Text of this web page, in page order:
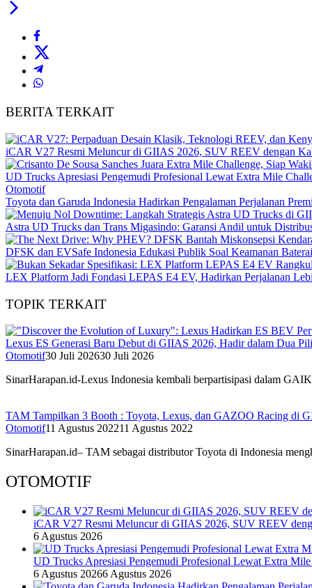
BERITA TERKAIT
iCAR V27 Resmi Meluncur di GIIAS 2026, SUV REEV dengan
UD Trucks Apresiasi Pengemudi Profesional Lewat Extra Mile
Otomotif
Toyota dan Garuda Indonesia Hadirkan Pengalaman Perjalanan
Astra UD Trucks dan Trans Migasindo: Garansi Andil untuk
DFSK dan EVSafe Indonesia Edukasi Publik Soal Keamanan
LEX Platform Jadi Fondasi LEPAS E4 EV, Hadirkan Perjalanan
TOPIK TERKAIT
Lexus ES Generasi Baru Debut di GIIAS 2026, Hadir dalam Dua
Otomotif30 Juli 202630 Juli 2026
SinarHarapan.id-Lexus Indonesia kembali berpartisipasi dalam
TAM Tampilkan 3 Booth : Toyota, Lexus, dan GAZOO Racing di
Otomotif11 Agustus 202211 Agustus 2022
SinarHarapan.id– TAM sebagai distributor Toyota di Indonesia
OTOMOTIF
iCAR V27 Resmi Meluncur di GIIAS 2026, SUV REEV
6 Agustus 2026
UD Trucks Apresiasi Pengemudi Profesional Lewat Extra
6 Agustus 20266 Agustus 2026